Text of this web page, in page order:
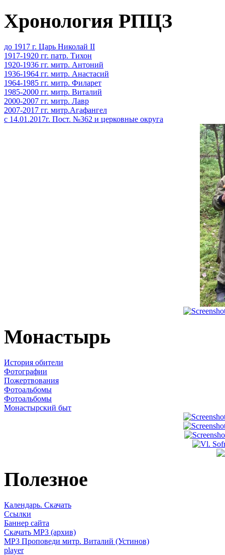
Хронология РПЦЗ
до 1917 г. Царь Николай II
1917-1920 гг. патр. Тихон
1920-1936 гг. митр. Антоний
1936-1964 гг. митр. Анастасий
1964-1985 гг. митр. Филарет
1985-2000 гг. митр. Виталий
2000-2007 гг. митр. Лавр
2007-2017 гг. митр.Агафангел
с 14.01.2017г. Пост. №362 и церковные округа
Монастырь
История обители
Фотографии
Пожертвования
Фотоальбомы
Фотоальбомы
Монастырский быт
Полезное
Календарь. Скачать
Ссылки
Баннер сайта
Скачать MP3 (архив)
MP3 Проповеди митр. Виталий (Устинов)
player